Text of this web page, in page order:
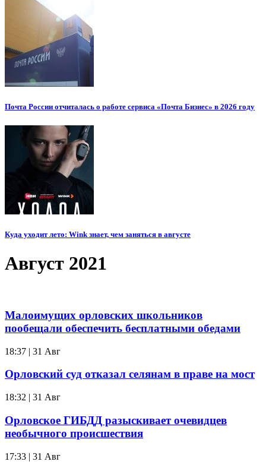
Почта России отчиталась о работе сервиса «Почта Бизнес» в 2026 году
Куда уходит лето: Wink знает, чем заняться в августе
Август 2021
Малоимущих орловских школьников
пообещали обеспечить бесплатными обедами
18:37 | 31 Авг
Орловский суд отказал селянам в праве на мост
18:32 | 31 Авг
Орловское ГИБДД разыскивает очевидцев
необычного происшествия
17:33 | 31 Авг